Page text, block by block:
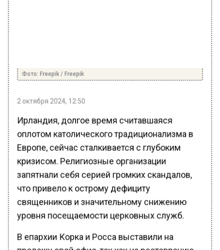
оплотом католического традиционализма в
Европе, сейчас сталкивается с глубоким
кризисом. Религиозные организации
запятнали себя серией громких скандалов,
что привело к острому дефициту
священников и значительному снижению
уровня посещаемости церковных служб.
продажу свой офис, так как на реставрацию